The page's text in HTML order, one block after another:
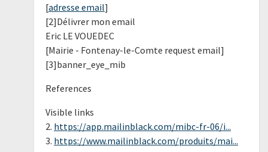
[adresse email]
[2]Délivrer mon email
Eric LE VOUEDEC
[Mairie - Fontenay-le-Comte request email]
[3]banner_eye_mib
References
Visible links
2. https://app.mailinblack.com/mibc-fr-06/i...
3. https://www.mailinblack.com/produits/mai...